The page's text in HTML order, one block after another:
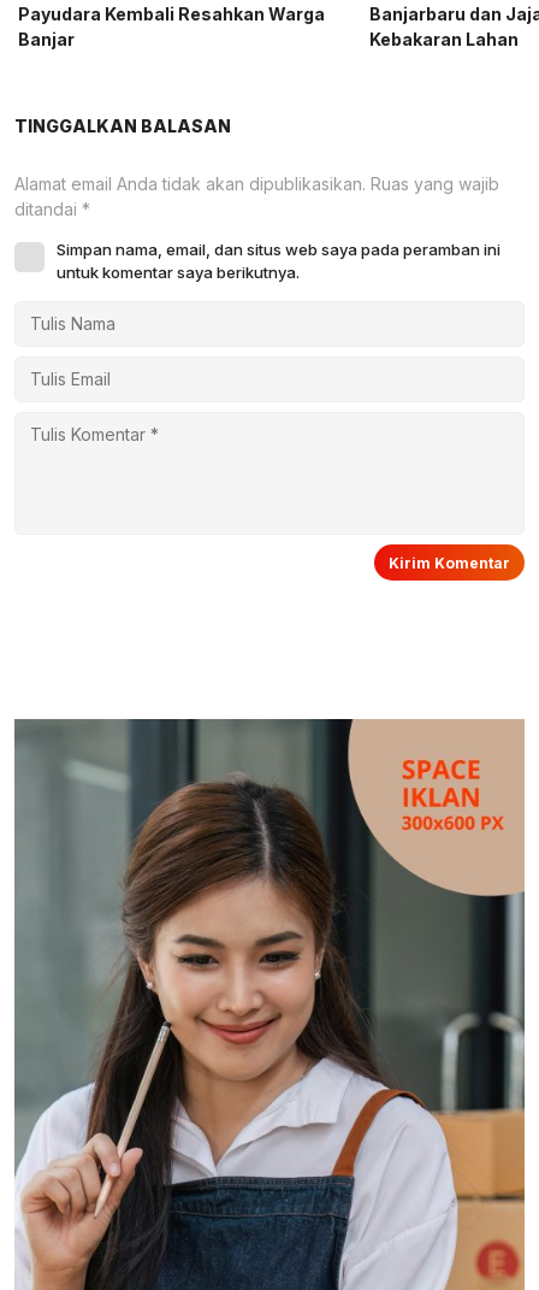
Payudara Kembali Resahkan Warga
Banjar
Banjarbaru dan
Kebakaran Lahan
TINGGALKAN BALASAN
Alamat email Anda tidak akan dipublikasikan. Ruas yang wajib
ditandai *
Simpan nama, email, dan situs web saya pada peramban ini
untuk komentar saya berikutnya.